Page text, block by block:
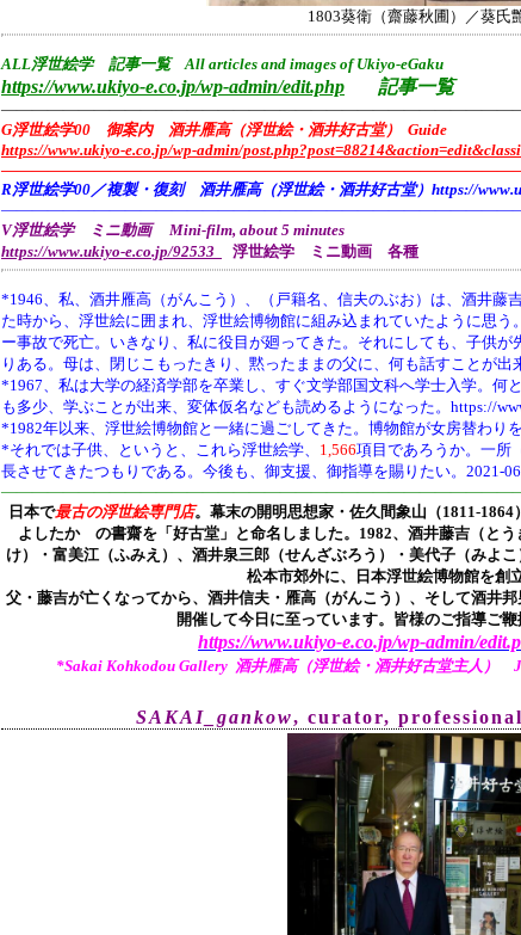
1803葵衛（齋藤秋圃）／葵氏
ALL浮世絵学 記事一覧 All articles and images of Ukiyo-eGaku
https://www.ukiyo-e.co.jp/wp-admin/edit.php 記事一覧
G浮世絵学00 御案内 酒井雁高（浮世絵・酒井好古堂） Guide
https://www.ukiyo-e.co.jp/wp-admin/
R浮世絵学00／複製・復刻 酒井雁高（浮世絵・酒井好古堂）https://
V浮世絵学 ミニ動画 Mini-film, about 5 minutes
https://www.ukiyo-e.co.jp/92533
浮世絵学 ミニ動画 各種
*1946、 私、酒井雁高（がんこう）、（戸籍名、信夫のぶお）は、酒井藤
た時から、浮世絵に囲まれ、浮世絵博物館に組み込まれていたように思
ー事故で死亡。いきなり、私に役目が廻ってきた。それにしても、子供
りある。母は、閉じこもったきり、黙ったままの父に、何も話すことが出
*1967、私は大学の経済学部を卒業し、すぐ文学部国文科へ学士入学。何
も多少、学ぶことが出来、変体仮名なども読めるようになった。https://
*1982年以来、浮世絵博物館と一緒に過ごしてきた。博物館が女房替わり
*それでは子供、というと、これら浮世絵学、 1,566項目であろうか。一所
長させてきたつもりである。今後も、御支援、御指導を賜りたい。2021-
日本で最古の浮世絵専門店。幕末の開明思想家・ 佐久間象山（1811-
よしたか の書齋を「好古堂」と命名しました。 1982、酒井藤吉（と
け）・富美江（ふみえ）、酒井泉三郎（せんざぶろう）・美代子（みよ
松本市郊外に、日本浮世絵博物館を創
父・藤吉が亡くなってから、酒井信夫・雁高（がんこう）、そして酒井
開催して今日に至っています。皆様のご指導ご鞭
https://www.ukiyo-e.co.jp/wp-admin/
*Sakai Kohkodou Gallery 酒井雁高（浮世絵・酒井好古堂主人）
SAKAI_gankow, curator, pr